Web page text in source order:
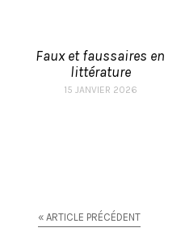
Faux et faussaires en
littérature
15 JANVIER 2026
« ARTICLE PRÉCÉDENT